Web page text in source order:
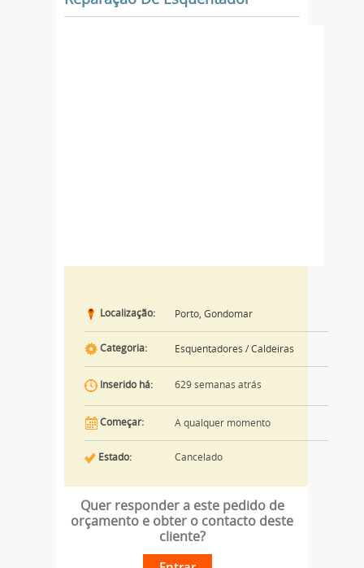
Localização: Porto, Gondomar
Categoria: Esquentadores / Caldeiras
Inserido há: 629 semanas atrás
Começar: A qualquer momento
Estado: Cancelado
Quer responder a este pedido de
orçamento e obter o contacto deste
cliente?